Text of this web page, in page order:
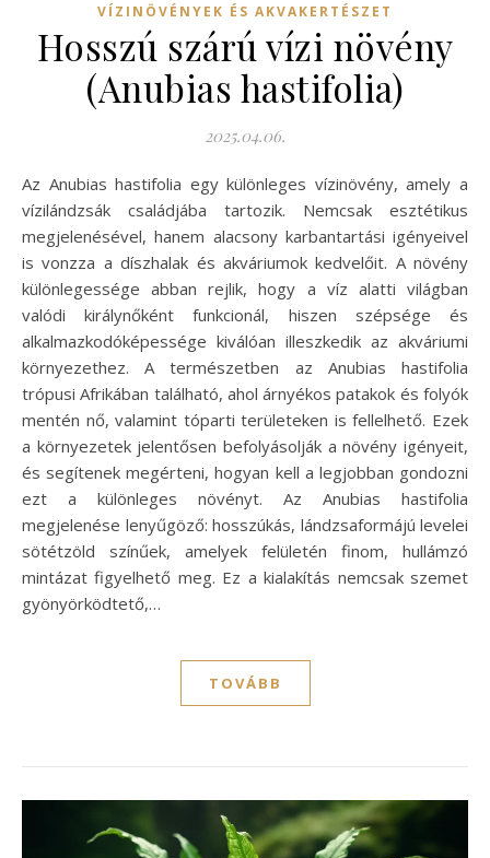
VÍZINÖVÉNYEK ÉS AKVAKERTÉSZET
Hosszú szárú vízi növény
(Anubias hastifolia)
2025.04.06.
Az Anubias hastifolia egy különleges vízinövény, amely a
vízilándzsák családjába tartozik. Nemcsak esztétikus
megjelenésével, hanem alacsony karbantartási igényeivel
is vonzza a díszhalak és akváriumok kedvelőit. A növény
különlegessége abban rejlik, hogy a víz alatti világban
valódi királynőként funkcionál, hiszen szépsége és
alkalmazkodóképessége kiválóan illeszkedik az akváriumi
környezethez. A természetben az Anubias hastifolia
trópusi Afrikában található, ahol árnyékos patakok és folyók
mentén nő, valamint tóparti területeken is fellelhető. Ezek
a környezetek jelentősen befolyásolják a növény igényeit,
és segítenek megérteni, hogyan kell a legjobban gondozni
ezt a különleges növényt. Az Anubias hastifolia
megjelenése lenyűgöző: hosszúkás, lándzsaformájú levelei
sötétzöld színűek, amelyek felületén finom, hullámzó
mintázat figyelhető meg. Ez a kialakítás nemcsak szemet
gyönyörködtető,…
TOVÁBB